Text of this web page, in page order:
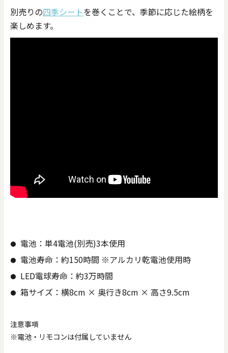
別売りの四季シートを巻くことで、季節に応じた絵柄を
楽しめます。
電池：単4電池(別売)3本使用
電池寿命：約150時間 ※アルカリ乾電池使用時
LED電球寿命：約3万時間
箱サイズ：横8cm × 奥行き8cm × 高さ9.5cm
注意事項
※電池・リモコンは付属していません